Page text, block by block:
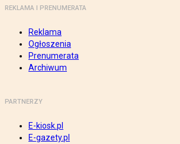
REKLAMA I PRENUMERATA
Reklama
Ogłoszenia
Prenumerata
Archiwum
PARTNERZY
E-kiosk.pl
E-gazety.pl